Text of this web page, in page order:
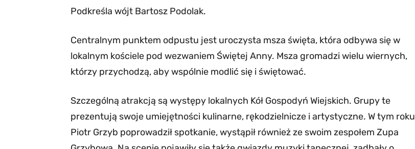
Podkreśla wójt Bartosz Podolak.
Centralnym punktem odpustu jest uroczysta msza święta, która odbywa się w
lokalnym kościele pod wezwaniem Świętej Anny. Msza gromadzi wielu wiernych,
którzy przychodzą, aby wspólnie modlić się i świętować.
Szczególną atrakcją są występy lokalnych Kół Gospodyń Wiejskich. Grupy te
prezentują swoje umiejętności kulinarne, rękodzielnicze i artystyczne. W tym roku
Piotr Grzyb poprowadził spotkanie, wystąpił również ze swoim zespołem Zupa